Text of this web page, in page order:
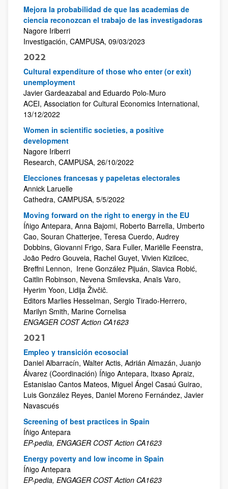
Mejora la probabilidad de que las academias de
ciencia reconozcan el trabajo de las investigadoras
Nagore Iriberri
Investigación, CAMPUSA, 09/03/2023
2022
Cultural expenditure of those who enter (or exit)
unemployment
Javier Gardeazabal and Eduardo Polo-Muro
ACEI, Association for Cultural Economics International,
13/12/2022
Women in scientific societies, a positive
development
Nagore Iriberri
Research, CAMPUSA, 26/10/2022
Elecciones francesas y papeletas electorales
Annick Laruelle
Cathedra, CAMPUSA, 5/5/2022
Moving forward on the right to energy in the EU
Íñigo Antepara, Anna Bajomi, Roberto Barrella, Umberto
Cao, Souran Chatterjee, Teresa Cuerdo, Audrey
Dobbins, Giovanni Frigo, Sara Fuller, Mariëlle Feenstra,
João Pedro Gouveia, Rachel Guyet, Vivien Kizilcec,
Breffni Lennon, Irene González Pijuán, Slavica Robić,
Caitlin Robinson, Nevena Smilevska, Anaïs Varo,
Hyerim Yoon, Lidija Živčič.
Editors Marlies Hesselman, Sergio Tirado-Herrero,
Marilyn Smith, Marine Cornelisa
ENGAGER COST Action CA1623
2021
Empleo y transición ecosocial
Daniel Albarracín, Walter Actis, Adrián Almazán, Juanjo
Álvarez (Coordinación) Íñigo Antepara, Itxaso Apraiz,
Estanislao Cantos Mateos, Miguel Ángel Casaú Guirao,
Luis González Reyes, Daniel Moreno Fernández, Javier
Navascués
Screening of best practices in Spain
Íñigo Antepara
EP-pedia, ENGAGER COST Action CA1623
Energy poverty and low income in Spain
Íñigo Antepara
EP-pedia, ENGAGER COST Action CA1623